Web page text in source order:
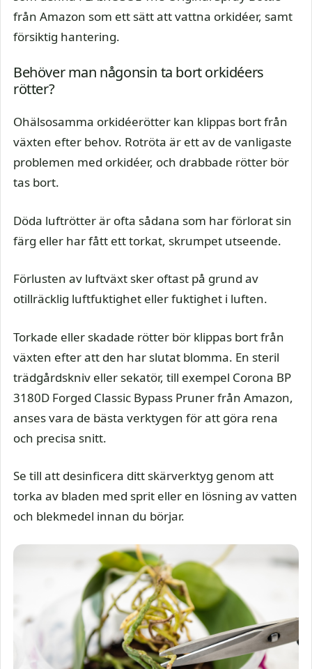
från Amazon som ett sätt att vattna orkidéer, samt
försiktig hantering.
Behöver man någonsin ta bort orkidéers
rötter?
Ohälsosamma orkidéerötter kan klippas bort från
växten efter behov. Rotröta är ett av de vanligaste
problemen med orkidéer, och drabbade rötter bör
tas bort.
Döda luftrötter är ofta sådana som har förlorat sin
färg eller har fått ett torkat, skrumpet utseende.
Förlusten av luftväxt sker oftast på grund av
otillräcklig luftfuktighet eller fuktighet i luften.
Torkade eller skadade rötter bör klippas bort från
växten efter att den har slutat blomma. En steril
trädgårdskniv eller sekatör, till exempel Corona BP
3180D Forged Classic Bypass Pruner från Amazon,
anses vara de bästa verktygen för att göra rena
och precisa snitt.
Se till att desinficera ditt skärverktyg genom att
torka av bladen med sprit eller en lösning av vatten
och blekmedel innan du börjar.